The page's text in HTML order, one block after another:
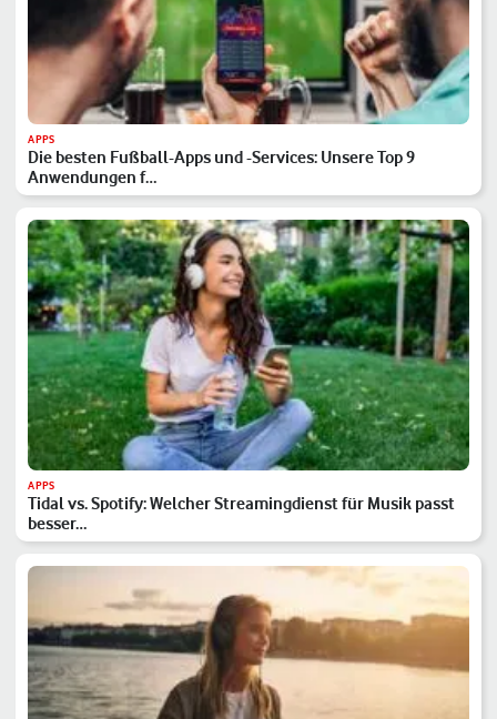
APPS
Die besten Fußball-Apps und -Services: Unsere Top 9
Anwendungen f…
APPS
Tidal vs. Spotify: Welcher Streamingdienst für Musik passt
besser…